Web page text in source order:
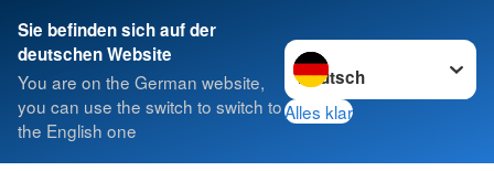
Sie befinden sich auf der
deutschen Website
You are on the German website,
you can use the switch to switch to
the English one
Sprache wechseln zu
Alles klar
Suche